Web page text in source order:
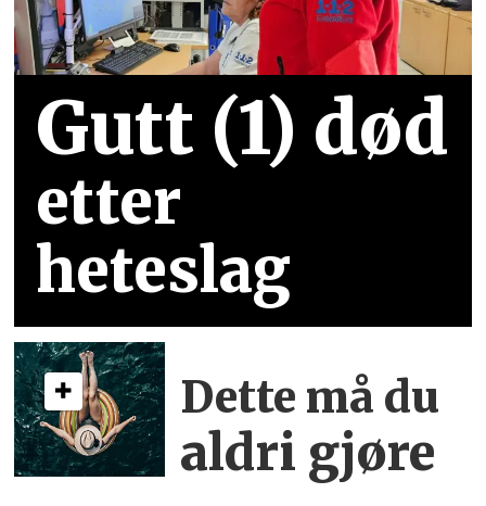
Gutt (1) død
etter
heteslag
Dette må du
aldri gjøre